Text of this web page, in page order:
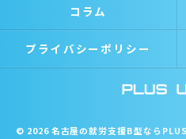
コラム
プライバシーポリシー
© 2026 名古屋の就労支援B型なら